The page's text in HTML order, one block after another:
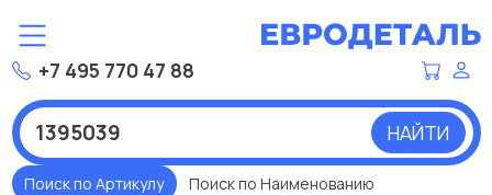
+7 495 770 47 88
НАЙТИ
Поиск по Артикулу Поиск по Наименованию